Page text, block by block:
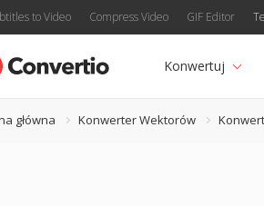
to Video Compress Video GIF Editor
Konwertuj
główna Konwerter Wektorów